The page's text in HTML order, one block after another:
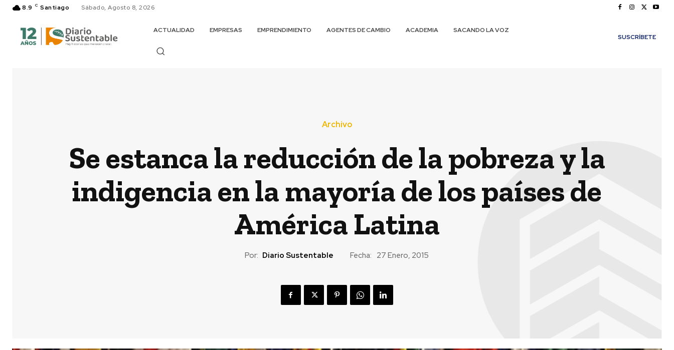
8.9 C Santiago Sábado, Agosto 8, 2026
ACTUALIDAD EMPRESAS EMPRENDIMIENTO AGENTES DE CAMBIO ACADEMIA
SACANDO LA VOZ
SUSCRÍBETE
Archivo
Se estanca la reducción de la pobreza y la
indigencia en la mayoría de los países de
América Latina
Por: Diario Sustentable Fecha: 27 Enero, 2015